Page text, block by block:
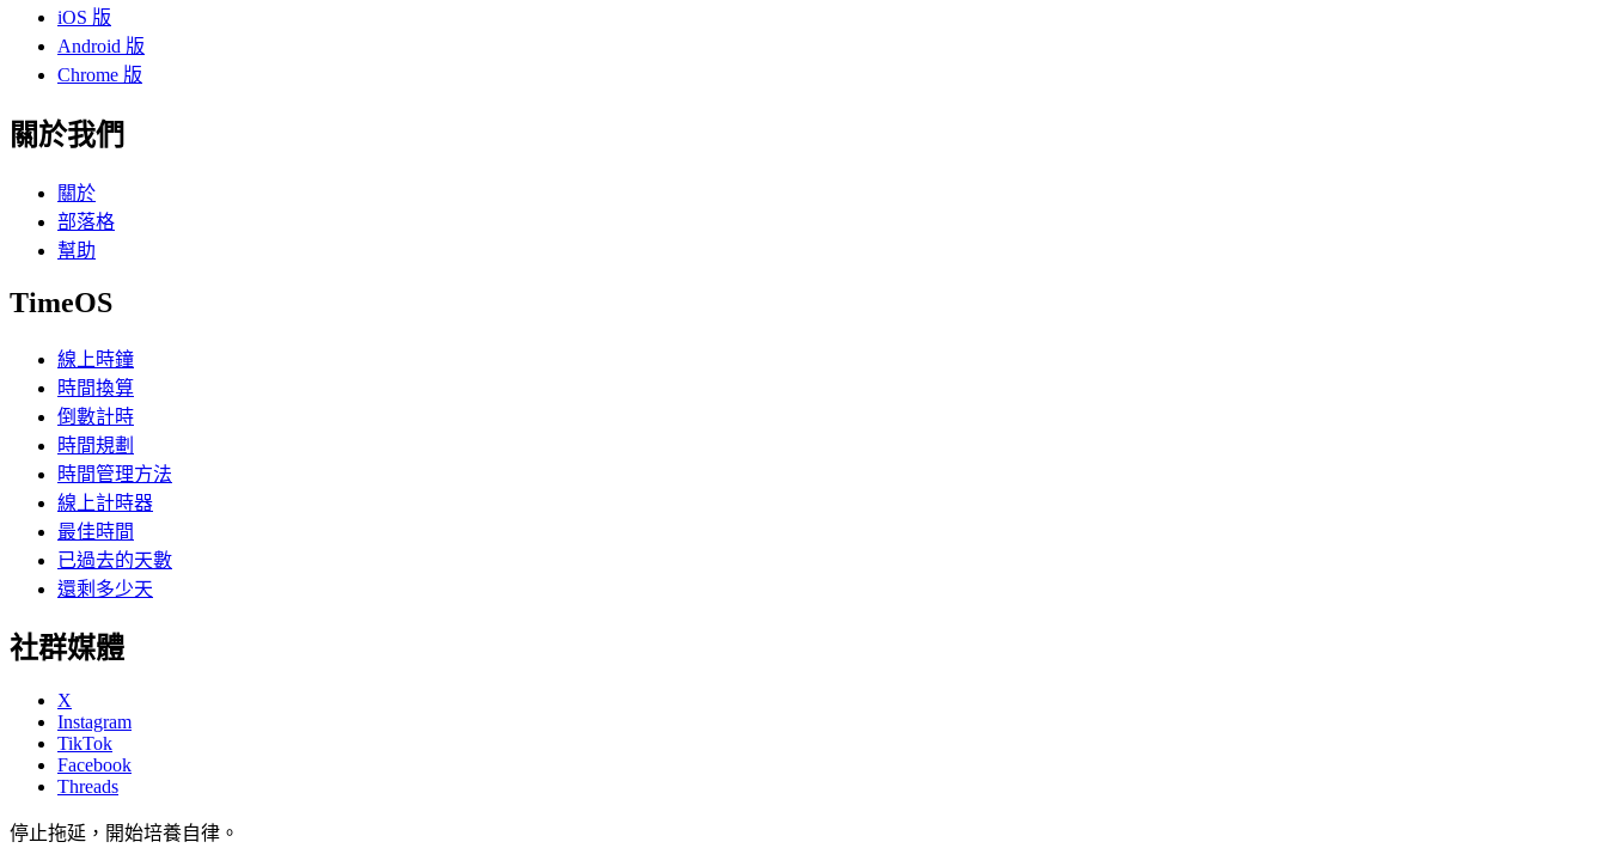
iOS 版
Android 版
Chrome 版
關於我們
關於
部落格
幫助
TimeOS
線上時鐘
時間換算
倒數計時
時間規劃
時間管理方法
線上計時器
最佳時間
已過去的天數
還剩多少天
社群媒體
X
Instagram
TikTok
Facebook
Threads
停止拖延，開始培養自律。